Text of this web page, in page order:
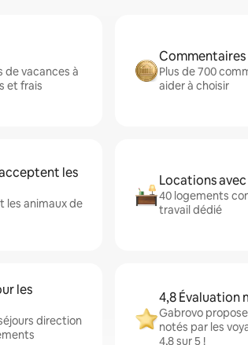
de vacances à
et frais
Commentaires
Plus de 700
aider à choisir
les
les animaux de
Locations
40 logements
travail dédié
les
direction
4,8 Évaluation
Gabrovo
notés par les
4,8 sur 5 !